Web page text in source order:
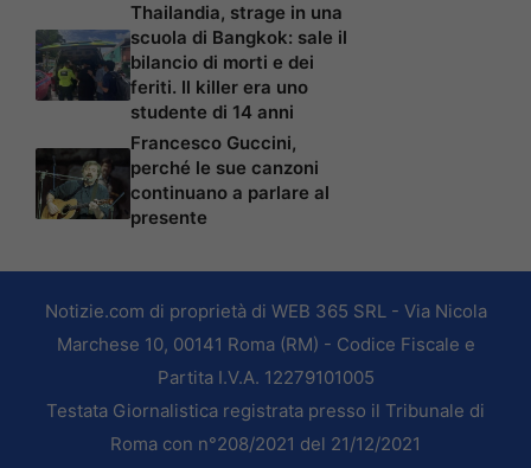
Thailandia, strage in una
scuola di Bangkok: sale il
bilancio di morti e dei
feriti. Il killer era uno
studente di 14 anni
Francesco Guccini,
perché le sue canzoni
continuano a parlare al
presente
Notizie.com di proprietà di WEB 365 SRL - Via Nicola
Marchese 10, 00141 Roma (RM) - Codice Fiscale e
Partita I.V.A. 12279101005
Testata Giornalistica registrata presso il Tribunale di
Roma con n°208/2021 del 21/12/2021